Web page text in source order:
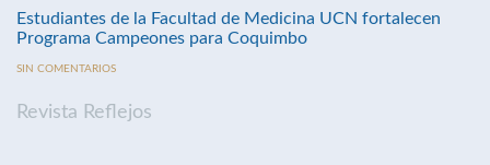
Estudiantes de la Facultad de Medicina UCN fortalecen
Programa Campeones para Coquimbo
SIN COMENTARIOS
Revista Reflejos